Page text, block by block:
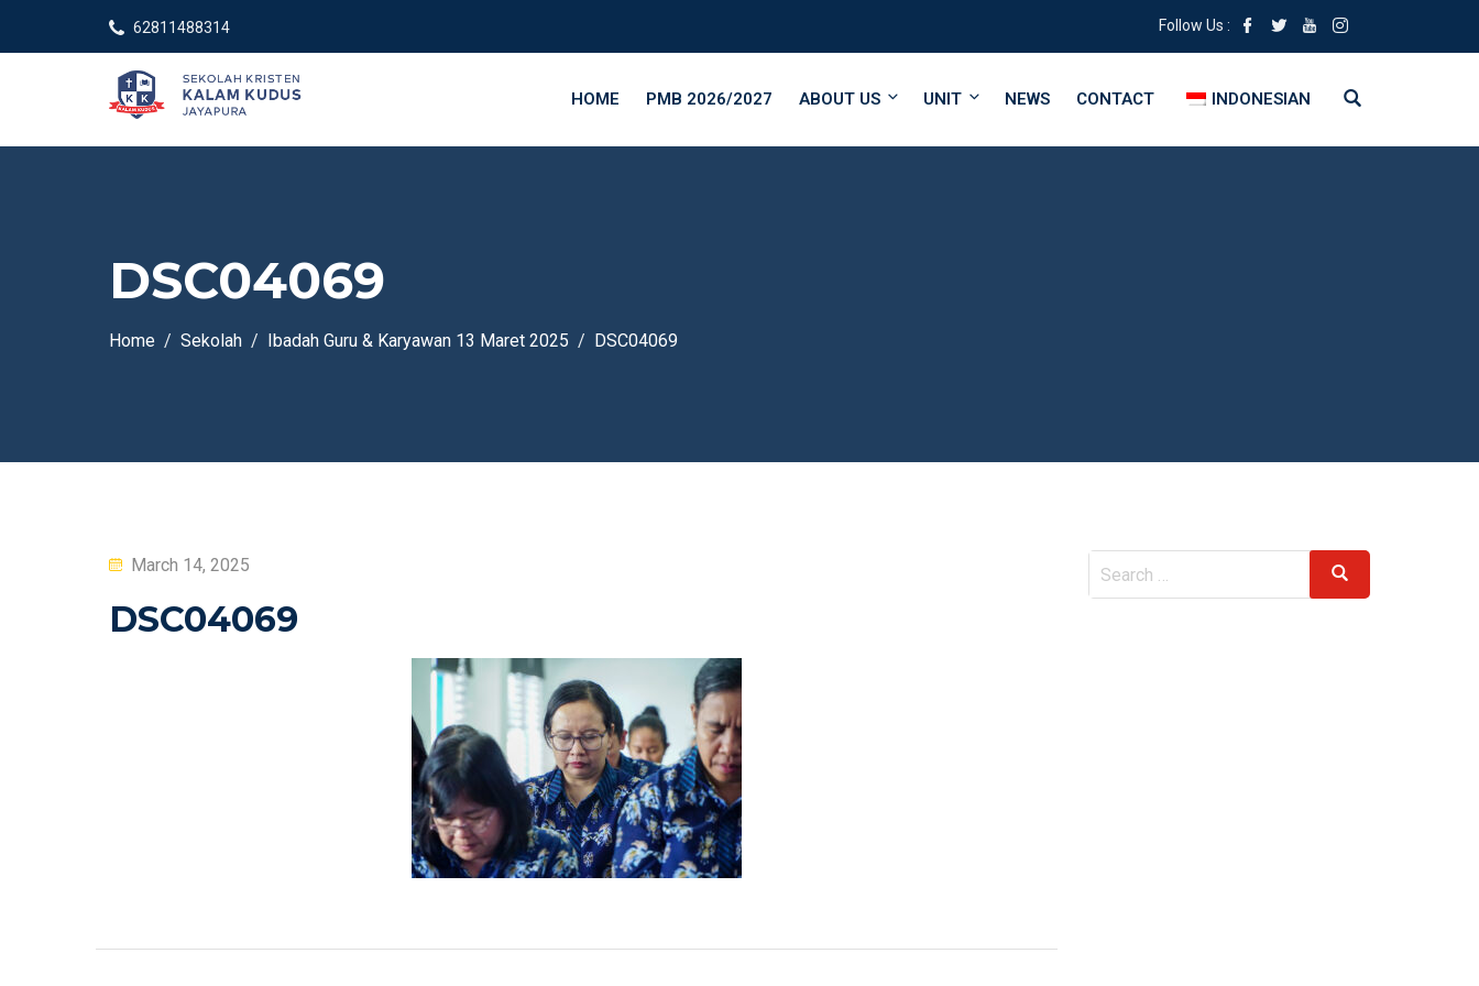
62811488314 Follow Us :
HOME PMB 2026/2027 ABOUT US UNIT NEWS CONTACT INDONESIAN
DSC04069
Home Sekolah Ibadah Guru & Karyawan 13 Maret 2025 DSC04069
Posted
March 14, 2025
DSC04069
Search
for:
Search